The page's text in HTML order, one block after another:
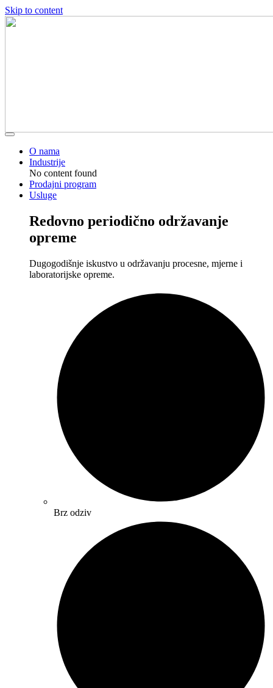
Skip to content
O nama
Industrije
No content found
Prodajni program
Usluge
Redovno periodično održavanje
opreme
Dugogodišnje iskustvo u održavanju procesne, mjerne i
laboratorijske opreme.
Brz odziv